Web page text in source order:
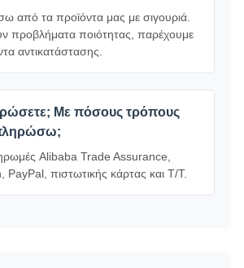
από τα προϊόντα μας με σιγουριά.
προβλήματα ποιότητας, παρέχουμε
αντικατάστασης.
Με πόσους τρόπους
Alibaba Trade Assurance,
πιστωτικής κάρτας και T/T.